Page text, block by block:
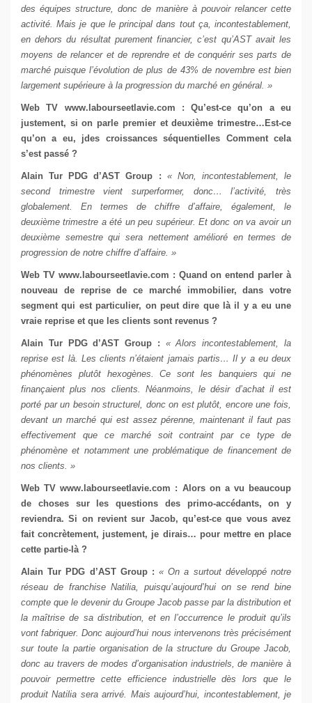
des équipes structure, donc de manière à pouvoir relancer cette
activité. Mais je que le principal dans tout ça, incontestablement,
en dehors du résultat purement financier, c’est qu’AST avait les
moyens de relancer et de reprendre et de conquérir ses parts de
marché puisque l’évolution de plus de 43% de novembre est bien
largement supérieure à la progression du marché en général. »
Web TV www.labourseetlavie.com : Qu’est-ce qu’on a eu
justement, si on parle premier et deuxième trimestre…Est-ce
qu’on a eu, jdes croissances séquentielles Comment cela
s’est passé ?
Alain Tur PDG d’AST Group : « Non, incontestablement, le
second trimestre vient surperformer, donc… l’activité, très
globalement. En termes de chiffre d’affaire, également, le
deuxième trimestre a été un peu supérieur. Et donc on va avoir un
deuxième semestre qui sera nettement amélioré en termes de
progression de notre chiffre d’affaire. »
Web TV www.labourseetlavie.com : Quand on entend parler à
nouveau de reprise de ce marché immobilier, dans votre
segment qui est particulier, on peut dire que là il y a eu une
vraie reprise et que les clients sont revenus ?
Alain TurPDG d’AST Group : « Alors incontestablement, la
reprise est là. Les clients n’étaient jamais partis… Il y a eu deux
phénomènes plutôt hexogènes. Ce sont les banquiers qui ne
finançaient plus nos clients. Néanmoins, le désir d’achat il est
porté par un besoin structurel, donc on est plutôt, encore une fois,
devant un marché qui est assez pérenne, maintenant il faut pas
effectivement que ce marché soit contraint par ce type de
phénomène et notamment une problématique de financement de
nos clients. »
Web TVwww.labourseetlavie.com : Alors on a vu beaucoup
de choses sur les questions des primo-accédants, on y
reviendra. Si on revient sur Jacob, qu’est-ce que vous avez
fait concrètement, justement, je dirais… pour mettre en place
cette partie-là ?
Alain Tur PDG d’AST Group:« On a surtout développé notre
réseau de franchise Natilia, puisqu’aujourd’hui on se rend bine
compte que le devenir du Groupe Jacob passe par la distribution et
la maîtrise de sa distribution, et en l’occurrence le produit qu’ils
vont fabriquer. Donc aujourd’hui nous intervenons très précisément
sur toute la partie organisation de la structure du Groupe Jacob,
donc au travers de modes d’organisation industriels, de manière à
pouvoir permettre cette efficience industrielle dès lors que le
produit Natilia sera arrivé. Mais aujourd’hui, incontestablement, je